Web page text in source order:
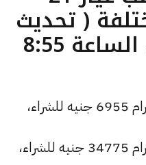
( تحديث
الجمعة 24 أبريل الساعة 8:55
سعر الذهب عيار 21 وزن 1 جرام 6955 جنيه للشراء،
سعر الذهب عيار 21 وزن 5 جرام 34775 جنيه للشراء،